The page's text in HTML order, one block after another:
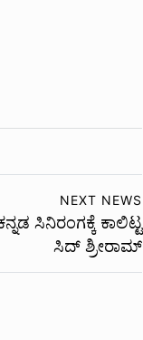
NEXT NEWS
ಸಿನಿರಂಗಕ್ಕೆ ಕಾಲಿಟ್ಟ
ಸಿದ್ ಶ್ರೀರಾಮ್